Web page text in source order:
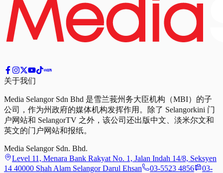
关于我们
Media Selangor Sdn Bhd 是雪兰莪州务大臣机构（MBI）的子
公司，作为州政府的媒体机构发挥作用。除了 Selangorkini 门
户网站和 SelangorTV 之外，该公司还出版中文、淡米尔文和
英文的门户网站和报纸。
Media Selangor Sdn. Bhd.
Level 11, Menara Bank Rakyat No. 1, Jalan Indah 14/8, Seksyen
14 40000 Shah Alam Selangor Darul Ehsan
03-5523 4856
03-